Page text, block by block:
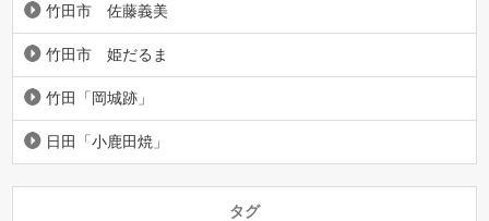
竹田市 佐藤義美
竹田市 姫だるま
竹田「岡城跡」
日田「小鹿田焼」
タグ